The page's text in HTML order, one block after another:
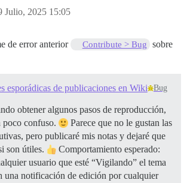
Julio, 2025 15:05
de error anterior Contribute > Bug
sobre
esporádicas de publicaciones en Wiki Bug
obtener algunos pasos de reproducción,
confuso.
Parece que no le gustan las
pero publicaré mis notas y dejaré que
son útiles.
Comportamiento esperado:
usuario que esté “Vigilando” el tema
una notificación de edición por cualquier